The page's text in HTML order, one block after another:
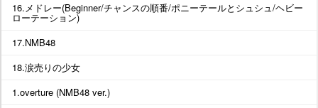
16.メドレー(Beginner/チャンスの順番/ポニーテールとシュシュ/ヘビー
ローテーション)
17.NMB48
18.涙売りの少女
1.overture (NMB48 ver.)